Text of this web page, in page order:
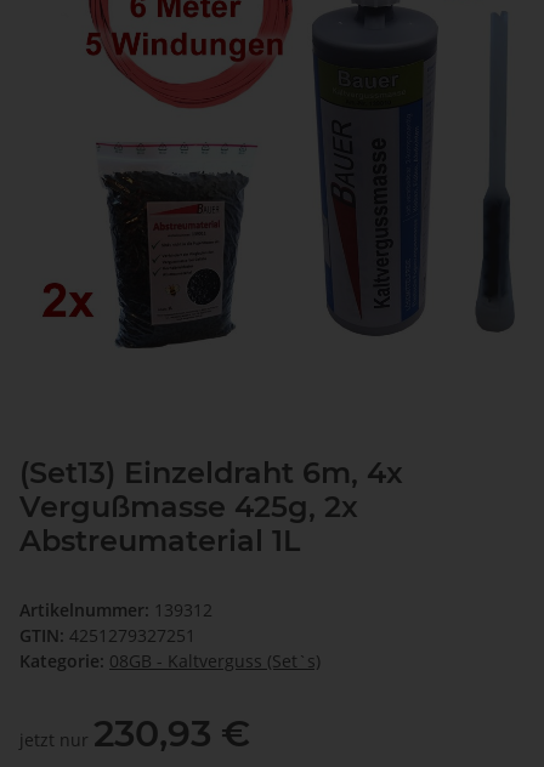
(Set13) Einzeldraht 6m, 4x
Vergußmasse 425g, 2x
Abstreumaterial 1L
Artikelnummer: 139312
GTIN: 4251279327251
Kategorie: 08GB - Kaltverguss (Set`s)
jetzt nur 230,93 €